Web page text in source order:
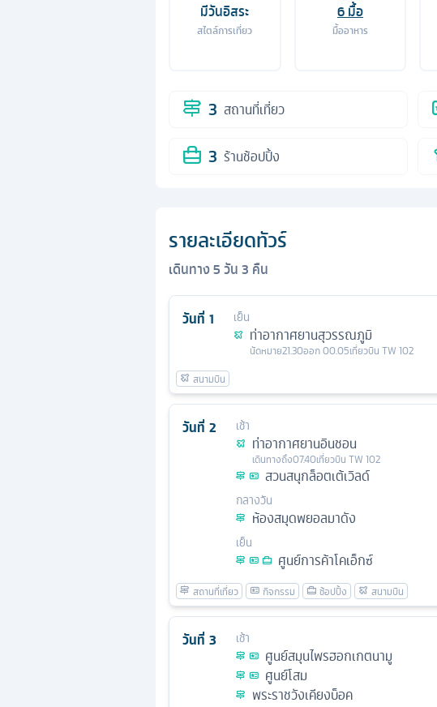
มีวันอิสระ
สไตล์การเที่ยว
6มื้อ
มื้ออาหาร
3 สถานที่เที่ยว
3 ร้านช้อปปิ้ง
รายละเอียดทัวร์
เดินทาง5วัน3 คืน
วันที่ 1 เย็น
ท่าอากาศยานสุวรรณภูมิ
นัดหมาย21.30ออก00.05เที่ยวบิน TW 102
วันที่ 2 เช้า
ท่าอากาศยานอินชอน
เดินทางถึง07.40เที่ยวบิน TW 102
สวนสนุกล็อตเต้เวิลด์
กลางวัน
ห้องสมุดพยอลมาดัง
เย็น
ศูนย์การค้าโคเอ็กซ์
วันที่ 3 เช้า
ศูนย์สมุนไพรฮอกเกตนามู
ศูนย์โสม
พระราชวังเคียงบ็อค